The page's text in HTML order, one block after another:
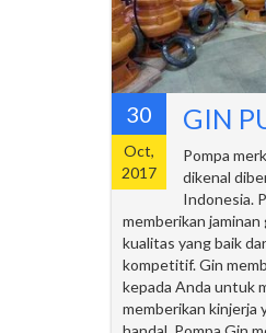
30
Oct,
2017
GIN
Pompa
dikenal
Indonesia.
memberikan jaminan
kualitas yang baik
kompetitif. Gin
kepada Anda untuk
memberikan kinjerja